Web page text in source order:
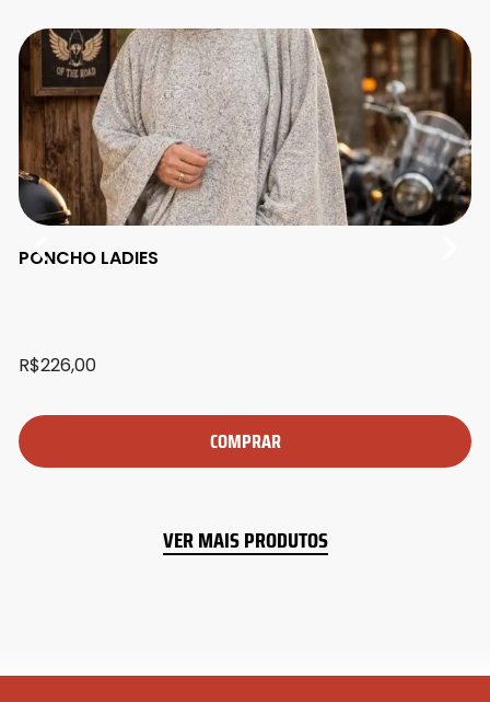
PONCHO LADIES
R$226,00
COMPRAR
VER MAIS PRODUTOS